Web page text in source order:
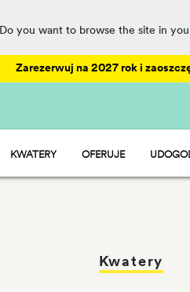
Do you want to browse the site in
Zarezerwuj na 2027 rok i
KWATERY
HU CAMP - BOISKA
OFERUJE
PARK
Kwatery